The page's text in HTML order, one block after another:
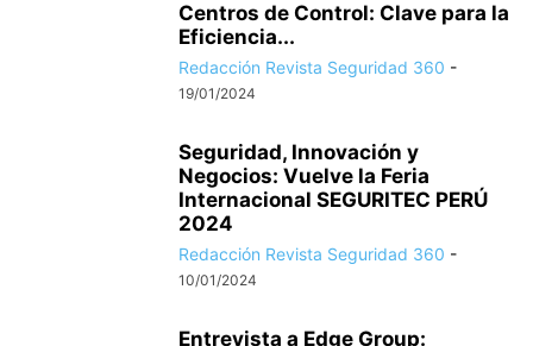
Centros de Control: Clave para la
Eficiencia...
Redacción Revista Seguridad 360 -
19/01/2024
Seguridad, Innovación y
Negocios: Vuelve la Feria
Internacional SEGURITEC PERÚ
2024
Redacción Revista Seguridad 360 -
10/01/2024
Entrevista a Edge Group: